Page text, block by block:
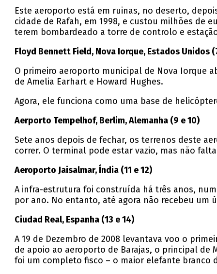
Este aeroporto está em ruinas, no deserto,
cidade de Rafah, em 1998, e custou milhões de
terem bombardeado a torre de controlo e
Floyd Bennett Field, Nova Iorque, Estados Unidos
O primeiro aeroporto municipal de Nova Iorque
de Amelia Earhart e Howard Hughes.
Agora, ele funciona como uma base de
Aerporto Tempelhof, Berlim, Alemanha (9 e 10)
Sete anos depois de fechar, os terrenos deste
correr. O terminal pode estar vazio, mas não
Aeroporto Jaisalmar, Índia (11 e 12)
A infra-estrutura foi construída há três anos,
por ano. No entanto, até agora não recebeu um
Ciudad Real, Espanha (13 e 14)
A 19 de Dezembro de 2008 levantava voo o
de apoio ao aeroporto de Barajas, o principal de
foi um completo fisco – o maior elefante branco